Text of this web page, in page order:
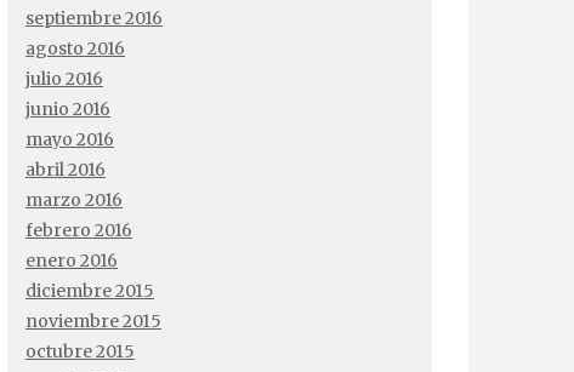
septiembre 2016
agosto 2016
julio 2016
junio 2016
mayo 2016
abril 2016
marzo 2016
febrero 2016
enero 2016
diciembre 2015
noviembre 2015
octubre 2015